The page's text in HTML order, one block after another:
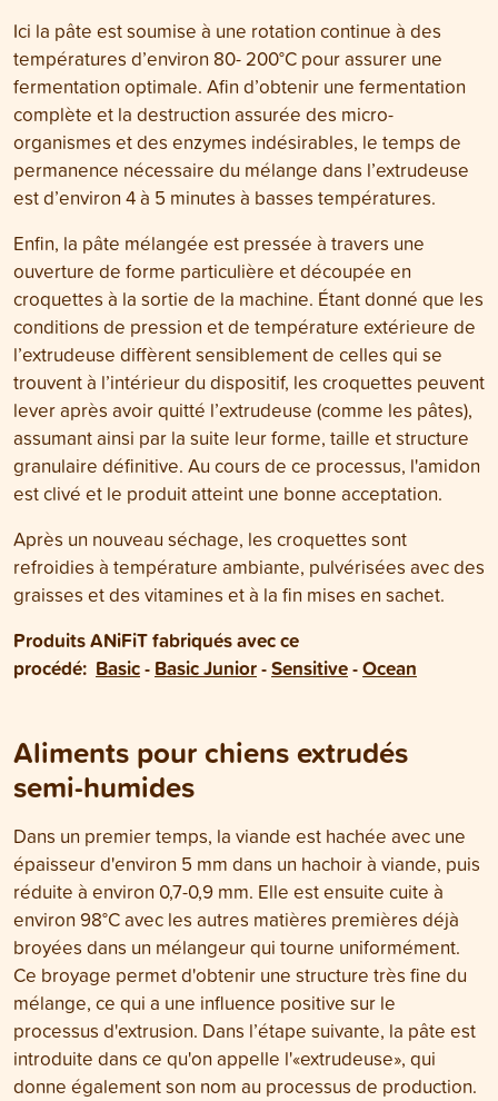
Ici la pâte est soumise à une rotation continue à des
températures d’environ 80- 200°C pour assurer une
fermentation optimale. Afin d’obtenir une fermentation
complète et la destruction assurée des micro-
organismes et des enzymes indésirables, le temps de
permanence nécessaire du mélange dans l’extrudeuse
est d’environ 4 à 5 minutes à basses températures.
Enfin, la pâte mélangée est pressée à travers une
ouverture de forme particulière et découpée en
croquettes à la sortie de la machine. Étant donné que les
conditions de pression et de température extérieure de
l’extrudeuse diffèrent sensiblement de celles qui se
trouvent à l’intérieur du dispositif, les croquettes peuvent
lever après avoir quitté l’extrudeuse (comme les pâtes),
assumant ainsi par la suite leur forme, taille et structure
granulaire définitive. Au cours de ce processus, l'amidon
est clivé et le produit atteint une bonne acceptation.
Après un nouveau séchage, les croquettes sont
refroidies à température ambiante, pulvérisées avec des
graisses et des vitamines et à la fin mises en sachet.
Produits ANiFiT fabriqués avec ce
procédé: Basic- Basic Junior-Sensitive-Ocean
Aliments pour chiens extrudés
semi-humides
Dans un premier temps, la viande est hachée avec une
épaisseur d'environ 5 mm dans un hachoir à viande, puis
réduite à environ 0,7-0,9 mm. Elle est ensuite cuite à
environ 98°C avec les autres matières premières déjà
broyées dans un mélangeur qui tourne uniformément.
Ce broyage permet d'obtenir une structure très fine du
mélange, ce qui a une influence positive sur le
processus d'extrusion. Dans l’étape suivante, la pâte est
introduite dans ce qu'on appelle l'«extrudeuse», qui
donne également son nom au processus de production.